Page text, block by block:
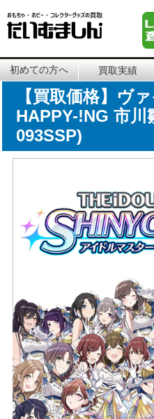
初めての方へ 買取実績
【買取価格】ヴ
HAPPY-!NG 市川
093SSP)